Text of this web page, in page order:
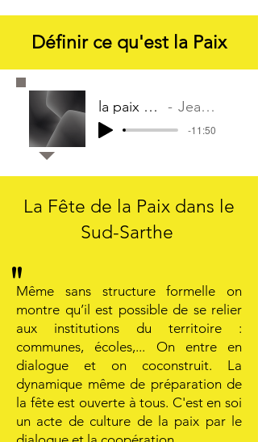
Définir ce qu'est la Paix
la paix montage Jean-Pierre
-11:50
La Fête de la Paix dans le
Sud-Sarthe
"
Même sans structure formelle on
montre qu’il est possible de se relier
aux institutions du territoire :
communes, écoles,... On entre en
dialogue et on coconstruit. La
dynamique même de préparation de
la fête est ouverte à tous. C'est en soi
un acte de culture de la paix par le